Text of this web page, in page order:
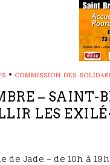
• COMMISSION DES
–
LES
de Jade – de 10h à 19h